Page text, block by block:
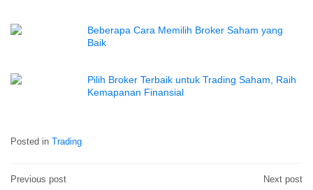
Beberapa Cara Memilih Broker Saham yang
Baik
Pilih Broker Terbaik untuk Trading Saham, Raih
Kemapanan Finansial
Posted in Trading
Post
Previous post
Next post